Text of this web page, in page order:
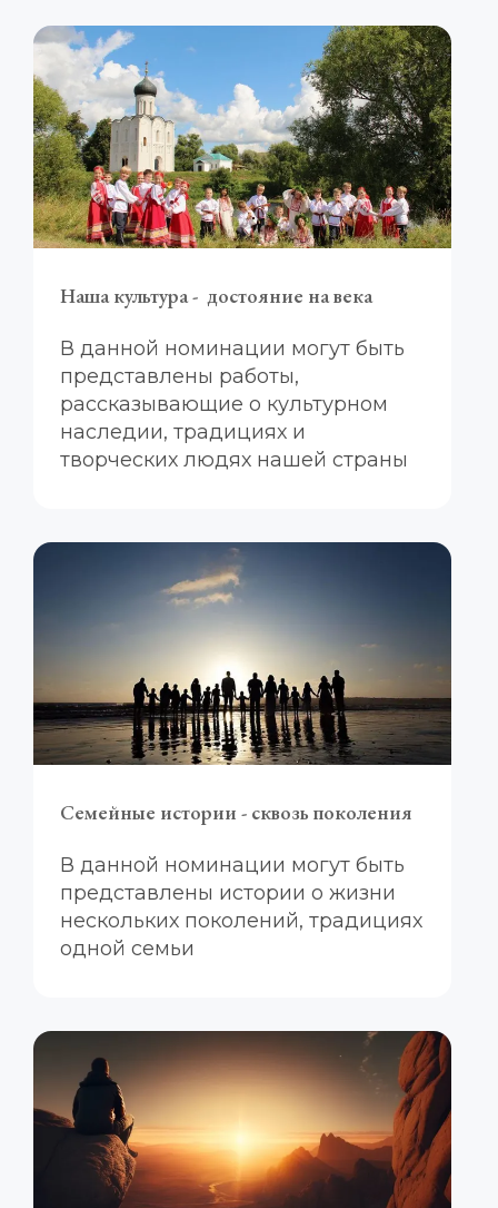
Наша культура -  достояние на века
В данной номинации могут быть
представлены работы,
рассказывающие о культурном
наследии, традициях и
творческих людях нашей страны
Семейные истории - сквозь поколения
В данной номинации могут быть
представлены истории о жизни
нескольких поколений, традициях
одной семьи